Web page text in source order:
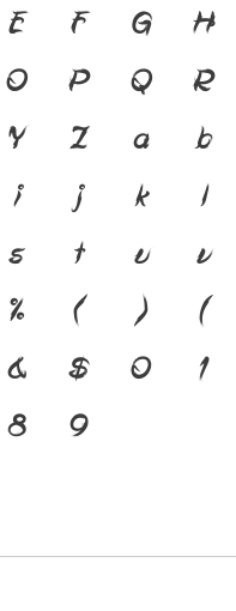
E F G H
O P Q R
Y Z a b
i j k l
s t u v
% ( ) [
& $ 0 1
8 9
สำคัญที่ทำให้
ษา คือ สะพา
กอดีตสู่ปัจจุบั
สำคัญที่ทำให้ภ
ที่พัฒนาทันกร
รงสร้างแกร่ง
นของชาติ จา